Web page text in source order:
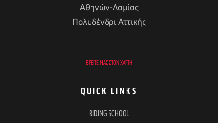
Αθηνών-Λαμίας
Πολυδένδρι Αττικής
ΒΡΕΊΤΕ ΜΑΣ ΣΤΟΝ ΧΆΡΤΗ
QUICK LINKS
RIDING SCHOOL